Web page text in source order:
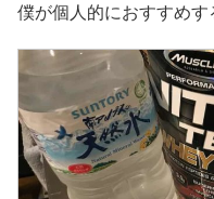
僕が個人的におすすめす